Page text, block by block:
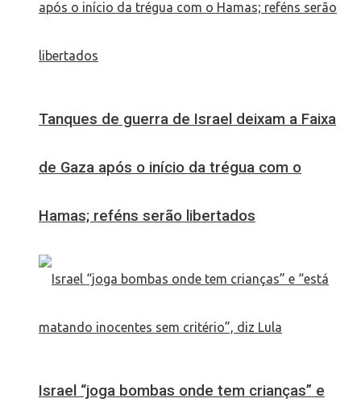
Tanques de guerra de Israel deixam a Faixa
de Gaza após o início da trégua com o
Hamas; reféns serão libertados
Israel “joga bombas onde tem crianças” e